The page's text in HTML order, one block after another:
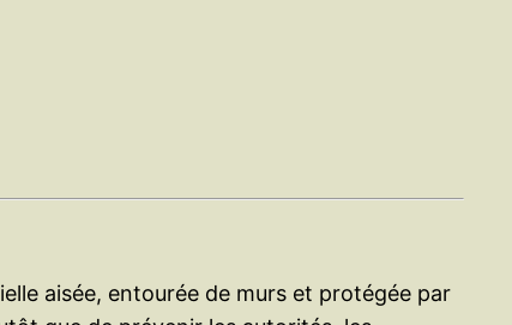
aisée, entourée de murs et protégée par